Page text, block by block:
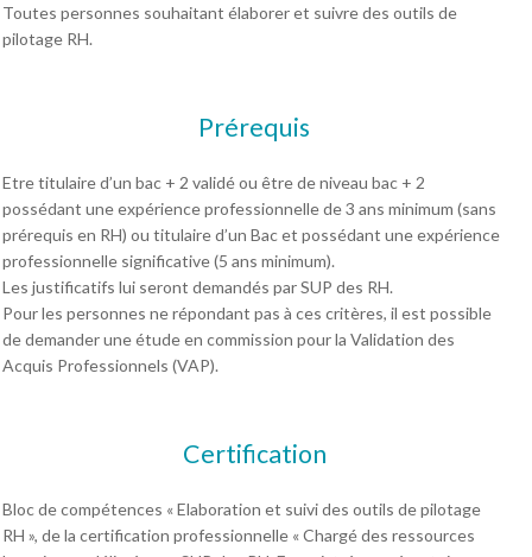
Toutes personnes souhaitant élaborer et suivre des outils de
pilotage RH.
Prérequis
Etre titulaire d’un bac + 2 validé ou être de niveau bac + 2
possédant une expérience professionnelle de 3 ans minimum (sans
prérequis en RH) ou titulaire d’un Bac et possédant une expérience
professionnelle significative (5 ans minimum).
Les justificatifs lui seront demandés par SUP des RH.
Pour les personnes ne répondant pas à ces critères, il est possible
de demander une étude en commission pour la Validation des
Acquis Professionnels (VAP).
Certification
Bloc de compétences « Elaboration et suivi des outils de pilotage
RH », de la certification professionnelle « Chargé des ressources